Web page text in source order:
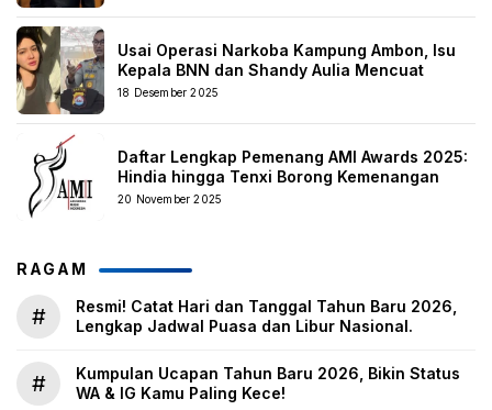
Usai Operasi Narkoba Kampung Ambon, Isu
Kepala BNN dan Shandy Aulia Mencuat
18 Desember 2025
Daftar Lengkap Pemenang AMI Awards 2025:
Hindia hingga Tenxi Borong Kemenangan
20 November 2025
RAGAM
#
Resmi! Catat Hari dan Tanggal Tahun Baru 2026,
Lengkap Jadwal Puasa dan Libur Nasional.
#
Kumpulan Ucapan Tahun Baru 2026, Bikin Status
WA & IG Kamu Paling Kece!